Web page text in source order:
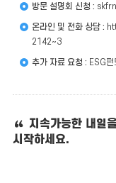
방문 설명회 신청 :
온라인 및 전화 상담 :
2142~3
추가 자료 요청 : ESG
지속가능한 내일
시작하세요.